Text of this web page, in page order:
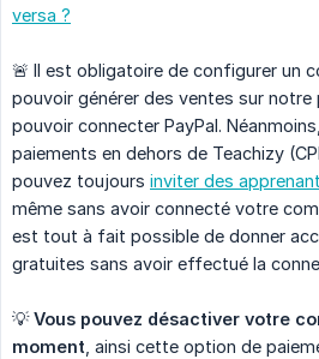
versa ?
🚨 Il est obligatoire de configurer un
pouvoir générer des ventes sur
pouvoir connecter PayPal.
paiements en dehors de Teachizy
pouvez toujours inviter des
même sans avoir connecté votre
est tout à fait possible de donner
gratuites sans avoir effectué la
💡Vous pouvez désactiver votre
moment , ainsi cette option de